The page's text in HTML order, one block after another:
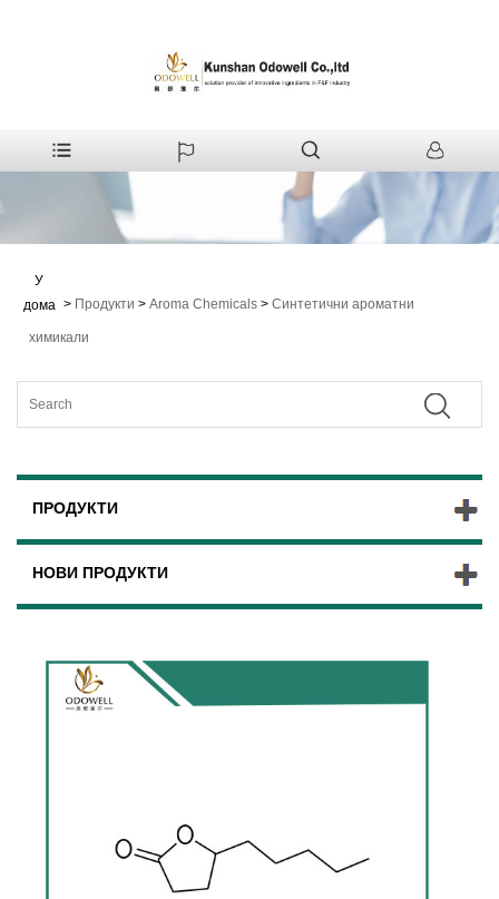
У
дома > Продукти > Aroma Chemicals > Синтетични ароматни
химикали
ПРОДУКТИ
НОВИ ПРОДУКТИ